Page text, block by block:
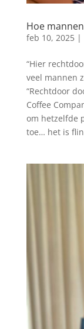
Hoe
feb 10, 2025|
“Hier
veel mannen
“Rechtdoor
Coffee
om hetzelfde
toe… het is